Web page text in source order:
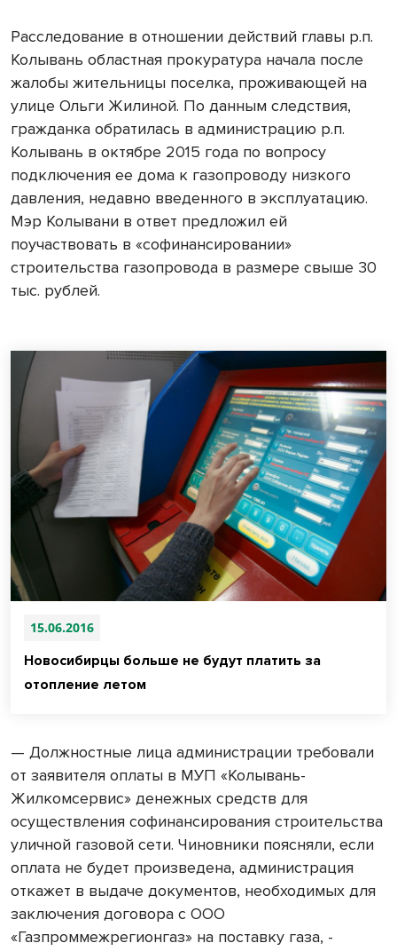
Расследование в отношении действий главы р.п.
Колывань областная прокуратура начала после
жалобы жительницы поселка, проживающей на
улице Ольги Жилиной. По данным следствия,
гражданка обратилась в администрацию р.п.
Колывань в октябре 2015 года по вопросу
подключения ее дома к газопроводу низкого
давления, недавно введенного в эксплуатацию.
Мэр Колывани в ответ предложил ей
поучаствовать в «софинансировании»
строительства газопровода в размере свыше 30
тыс. рублей.
15.06.2016
Новосибирцы больше не будут платить за
отопление летом
— Должностные лица администрации требовали
от заявителя оплаты в МУП «Колывань-
Жилкомсервис» денежных средств для
осуществления софинансирования строительства
уличной газовой сети. Чиновники поясняли, если
оплата не будет произведена, администрация
откажет в выдаче документов, необходимых для
заключения договора с ООО
«Газпроммежрегионгаз» на поставку газа, -